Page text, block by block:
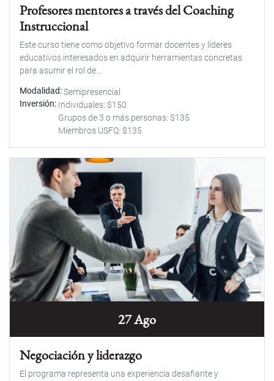
Profesores mentores a través del Coaching
Instruccional
Este curso tiene como objetivo formar docentes y líderes
educativos interesados en adquirir herramientas concretas
para asumir el rol de...
Modalidad Semipresencial
Inversión Individuales: $150
Grupos de 3 o más personas: $135
Miembros USFQ: $135
27 Ago
Negociación y liderazgo
El programa representa una experiencia desafiante y